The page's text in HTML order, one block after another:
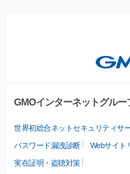
GMOインターネットグル
世界初総合ネットセキュリティサ
パスワード漏洩診断 Webサイト
実在証明・盗聴対策